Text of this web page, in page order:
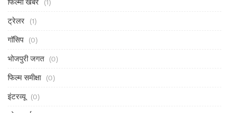
(1)
ट्रेलर (1)
गॉसिप (0)
भोजपुरी जगत (0)
फिल्म समीक्षा (0)
इंटरव्यू (0)